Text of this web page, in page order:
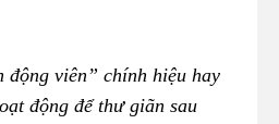
động viên” chính hiệu hay
động để thư giãn sau